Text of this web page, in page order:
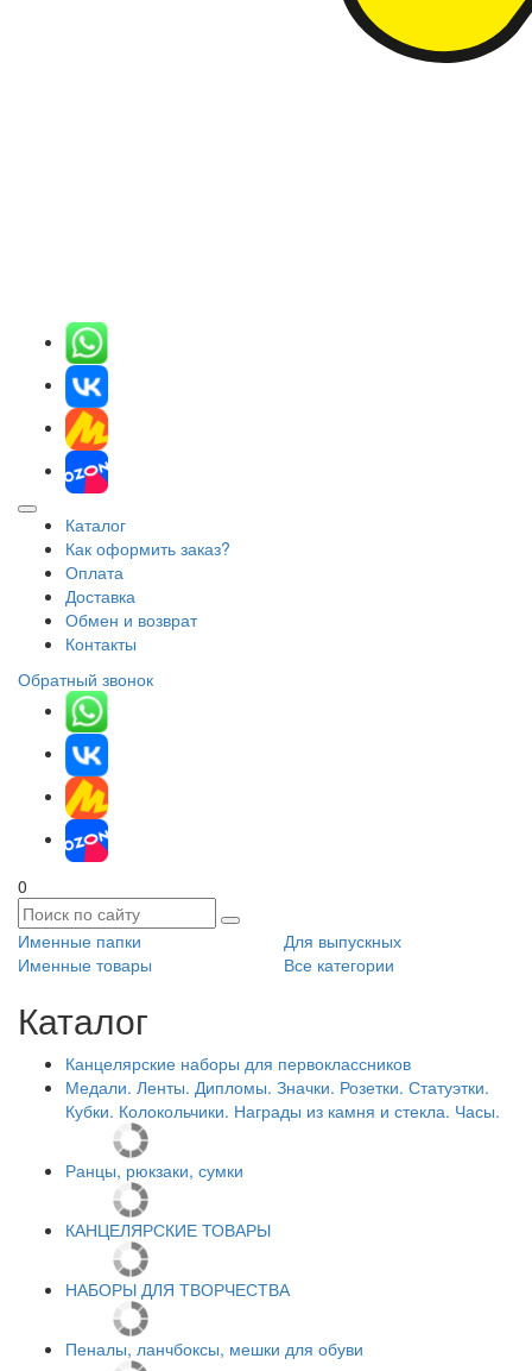
Каталог
Как оформить заказ?
Оплата
Доставка
Обмен и возврат
Контакты
Обратный звонок
0
Именные папки
Для выпускных
Именные товары
Все категории
Каталог
Канцелярские наборы для первоклассников
Медали. Ленты. Дипломы. Значки. Розетки. Статуэтки.
Кубки. Колокольчики. Награды из камня и стекла. Часы.
Ранцы, рюкзаки, сумки
КАНЦЕЛЯРСКИЕ ТОВАРЫ
НАБОРЫ ДЛЯ ТВОРЧЕСТВА
Пеналы, ланчбоксы, мешки для обуви